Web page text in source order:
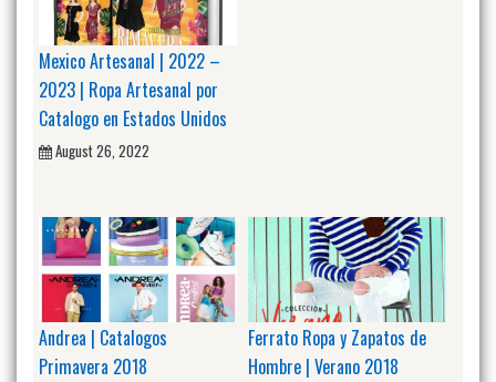
Mexico Artesanal | 2022 –
2023 | Ropa Artesanal por
Catalogo en Estados Unidos
August 26, 2022
Andrea | Catalogos
Primavera 2018
Ferrato Ropa y Zapatos de
Hombre | Verano 2018